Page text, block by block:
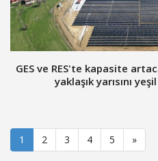
GES ve RES'te kapasite
yaklaşık yarısını
1 2 3 4 5 »